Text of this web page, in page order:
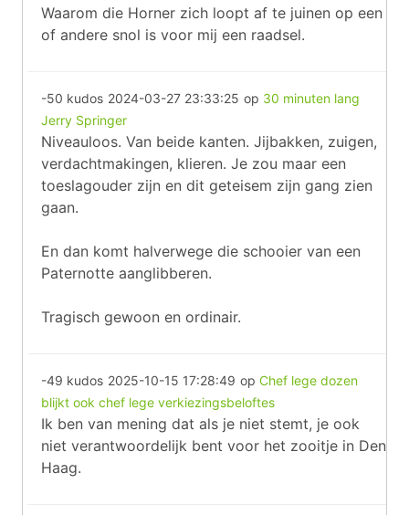
Waarom die Horner zich loopt af te juinen op een
of andere snol is voor mij een raadsel.
-50 kudos 2024-03-27 23:33:25 op 30 minuten lang
Jerry Springer
Niveauloos. Van beide kanten. Jijbakken, zuigen,
verdachtmakingen, klieren. Je zou maar een
toeslagouder zijn en dit geteisem zijn gang zien
gaan.
En dan komt halverwege die schooier van een
Paternotte aanglibberen.
Tragisch gewoon en ordinair.
-49 kudos 2025-10-15 17:28:49 op Chef lege dozen
blijkt ook chef lege verkiezingsbeloftes
Ik ben van mening dat als je niet stemt, je ook
niet verantwoordelijk bent voor het zooitje in Den
Haag.